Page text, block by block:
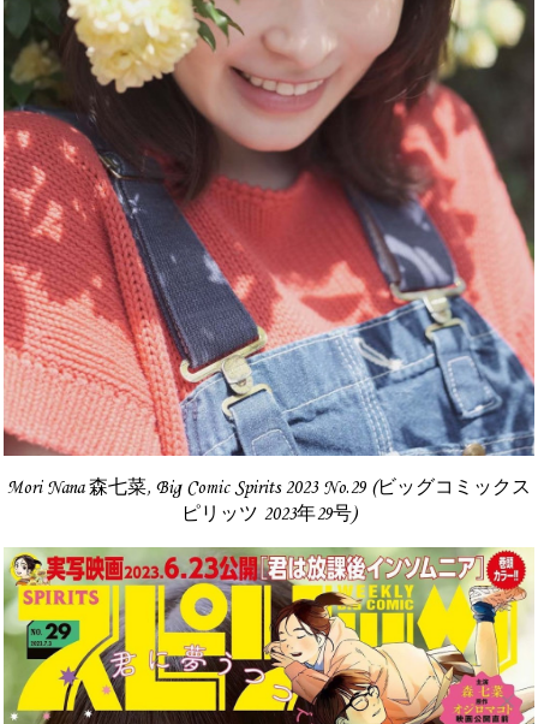
Mori Nana 森七菜, Big Comic Spirits 2023 No.29 (ビッグコミックス
ピリッツ 2023年29号)